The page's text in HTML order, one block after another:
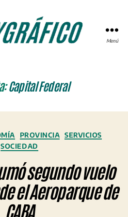
Menú
Capital Federal
Categorías
PROVINCIA
SERVICIOS
SOCIEDAD
segundo vuelo
el Aeroparque de
CABA